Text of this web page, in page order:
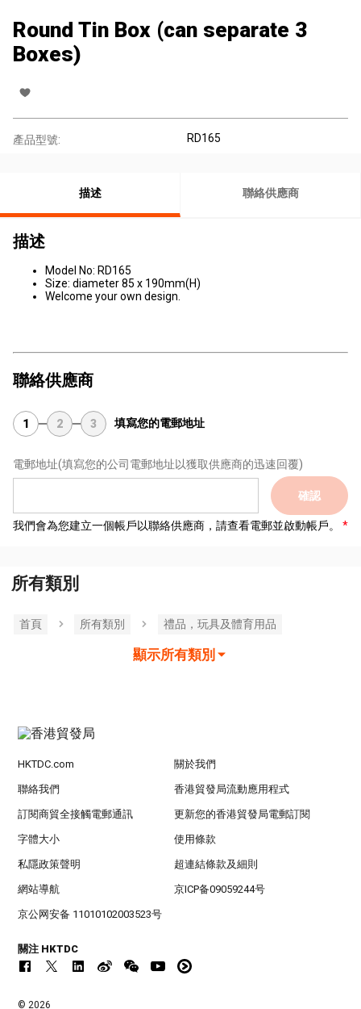
Round Tin Box (can separate 3
Boxes)
產品型號: RD165
描述 聯絡供應商
描述
Model No: RD165
Size: diameter 85 x 190mm(H)
Welcome your own design.
聯絡供應商
1 2 3 填寫您的電郵地址
電郵地址(填寫您的公司電郵地址以獲取供應商的迅速回覆)
確認
我們會為您建立一個帳戶以聯絡供應商，請查看電郵並啟動帳戶。
所有類別
首頁 所有類別 禮品，玩具及體育用品
顯示所有類別
HKTDC.com 關於我們
聯絡我們 香港貿發局流動應用程式
訂閱商貿全接觸電郵通訊 更新您的香港貿發局電郵訂閱
字體大小 使用條款
私隱政策聲明 超連結條款及細則
網站導航 京ICP备09059244号
京公网安备 11010102003523号
關注 HKTDC
© 2026